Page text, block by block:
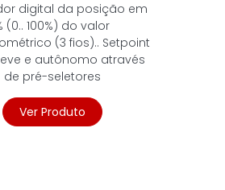
digital da posição em
(0.. 100%) do valor
(3 fios).. Setpoint
e autônomo através
de pré-seletores
Ver Produto